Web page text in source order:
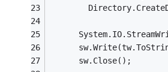
      sw.Close();